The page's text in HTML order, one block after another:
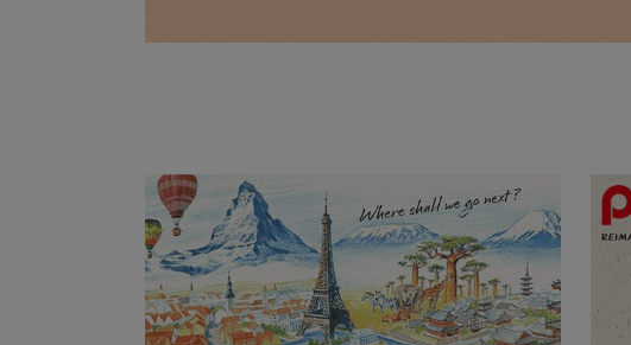
19/11/2025
Le Multi8, pensé pour
ceux qui dessinent
partout !